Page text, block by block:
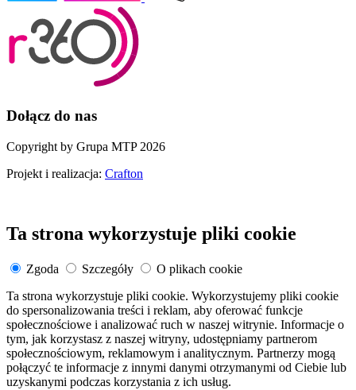
Dołącz do nas
Copyright by Grupa MTP 2026
Projekt i realizacja: Crafton
Ta strona wykorzystuje pliki cookie
Zgoda Szczegóły
O plikach cookie
Ta strona wykorzystuje pliki cookie. Wykorzystujemy pliki cookie
do spersonalizowania treści i reklam, aby oferować funkcje
społecznościowe i analizować ruch w naszej witrynie. Informacje o
tym, jak korzystasz z naszej witryny, udostępniamy partnerom
społecznościowym, reklamowym i analitycznym. Partnerzy mogą
połączyć te informacje z innymi danymi otrzymanymi od Ciebie lub
uzyskanymi podczas korzystania z ich usług.